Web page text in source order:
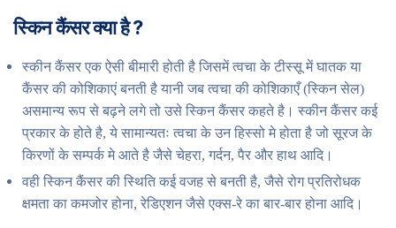
स्किन कैंसर क्या है ?
स्कीन कैंसर एक ऐसी बीमारी होती है जिसमें त्वचा के टीस्सू में घातक या
कैंसर की कोशिकाएं बनती है यानी जब त्वचा की कोशिकाएँ (स्किन सेल)
असमान्य रूप से बढ़ने लगे तो उसे स्किन कैंसर कहते है। स्कीन कैंसर कई
प्रकार के होते है, ये सामान्यतः त्वचा के उन हिस्सो मे होता है जो सूरज के
किरणों के सम्पर्क मे आते है जैसे चेहरा, गर्दन, पैर और हाथ आदि।
वही स्किन कैंसर की स्थिति कई वजह से बनती है, जैसे रोग प्रतिरोधक
क्षमता का कमजोर होना, रेडिएशन जैसे एक्स-रे का बार-बार होना आदि।